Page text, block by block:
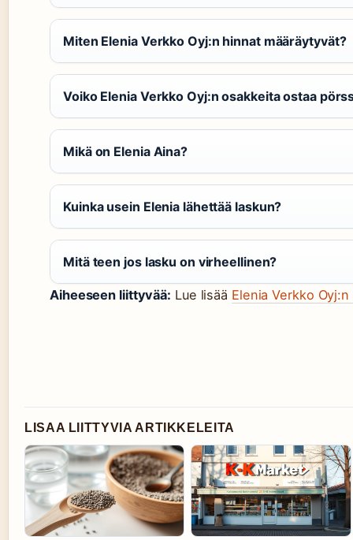
Miten Elenia Verkko Oyj:n hinnat määräytyvät?
Voiko Elenia Verkko Oyj:n osakkeita ostaa
Mikä on Elenia Aina?
Kuinka usein Elenia lähettää laskun?
Mitä teen jos lasku on virheellinen?
Aiheeseen liittyvää: Lue lisää Elenia Verkko
LISAA LIITTYVIA ARTIKKELEITA